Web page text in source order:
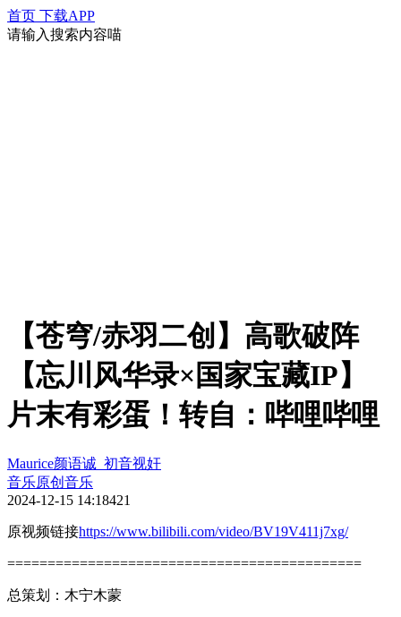
首页 下载APP
请输入搜索内容喵
【苍穹/赤羽二创】高歌破阵
【忘川风华录×国家宝藏IP】
片末有彩蛋！转自：哔哩哔哩
Maurice颜语诚_初音视奸
音乐原创音乐
2024-12-15 14:18421
原视频链接https://www.bilibili.com/video/BV19V411j7xg/
============================================
总策划：木宁木蒙